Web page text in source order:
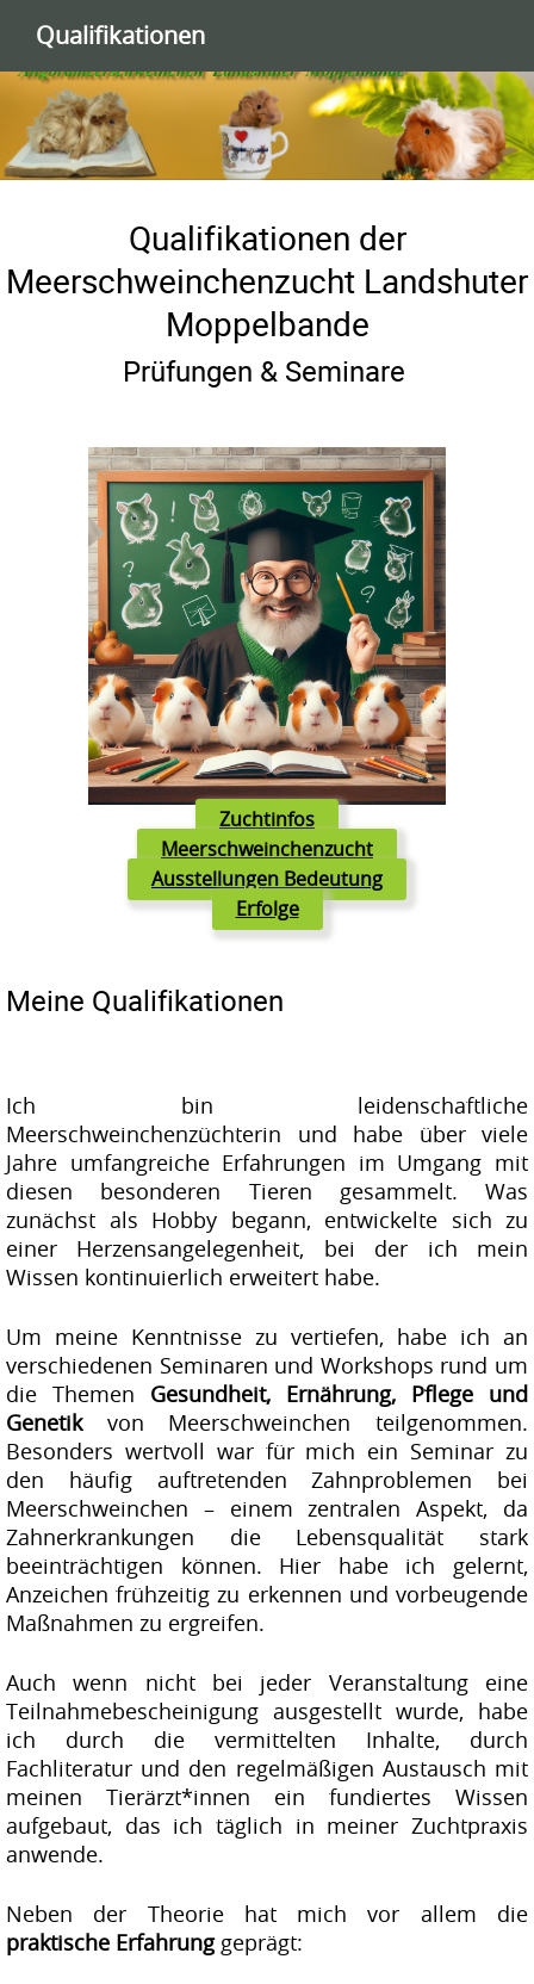
Qualifikationen der
Meerschweinchenzucht Landshuter
Moppelbande
Prüfungen & Seminare
Zuchtinfos
Meerschweinchenzucht
Ausstellungen Bedeutung
Erfolge
Meine Qualifikationen
Ich bin leidenschaftliche
Meerschweinchenzüchterin und habe über viele
Jahre umfangreiche Erfahrungen im Umgang mit
diesen besonderen Tieren gesammelt. Was
zunächst als Hobby begann, entwickelte sich zu
einer Herzensangelegenheit, bei der ich mein
Wissen kontinuierlich erweitert habe.
Um meine Kenntnisse zu vertiefen, habe ich an
verschiedenen Seminaren und Workshops rund um
die Themen Gesundheit, Ernährung, Pflege und
Genetikvon Meerschweinchen teilgenommen.
Besonders wertvoll war für mich ein Seminar zu
den häufig auftretenden Zahnproblemen bei
Meerschweinchen – einem zentralen Aspekt, da
Zahnerkrankungen die Lebensqualität stark
beeinträchtigen können. Hier habe ich gelernt,
Anzeichen frühzeitig zu erkennen und vorbeugende
Maßnahmen zu ergreifen.
Auch wenn nicht bei jeder Veranstaltung eine
Teilnahmebescheinigung ausgestellt wurde, habe
ich durch die vermittelten Inhalte, durch
Fachliteratur und den regelmäßigen Austausch mit
meinen Tierärzt*innen ein fundiertes Wissen
aufgebaut, das ich täglich in meiner Zuchtpraxis
anwende.
Neben der Theorie hat mich vor allem die
praktische Erfahrunggeprägt:
Qualifikationen